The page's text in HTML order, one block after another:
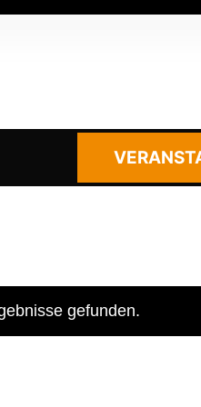
gefunden.